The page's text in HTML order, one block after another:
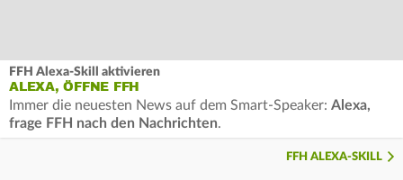
FFH Alexa-Skill aktivieren
ALEXA, ÖFFNE FFH
Immer die neuesten News auf dem Smart-Speaker: Alexa,
frage FFH nach den Nachrichten.
FFH ALEXA-SKILL